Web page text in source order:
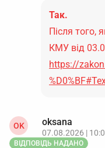
Так.
Після того,
КМУ від
https://
OK oksana
07.08.2026 |
ВІДПОВІДЬ НАДАНО